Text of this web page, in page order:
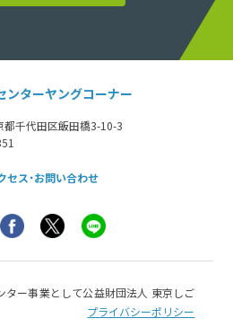
ンターヤングコーナー
都千代田区飯田橋3-10-3
セス・お問い合わせ
ター事業として公益財団法人 東京しご
プライバシーポリシー